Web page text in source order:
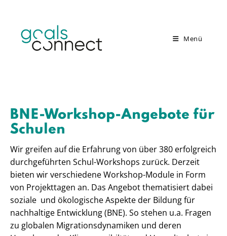
Menü
BNE-Workshop-Angebote für
Schulen
Wir greifen auf die Erfahrung von über 380 erfolgreich
durchgeführten Schul-Workshops zurück. Derzeit
bieten wir verschiedene Workshop-Module in Form
von Projekttagen an. Das Angebot thematisiert dabei
soziale und ökologische Aspekte der Bildung für
nachhaltige Entwicklung (BNE). So stehen u.a. Fragen
zu globalen Migrationsdynamiken und deren